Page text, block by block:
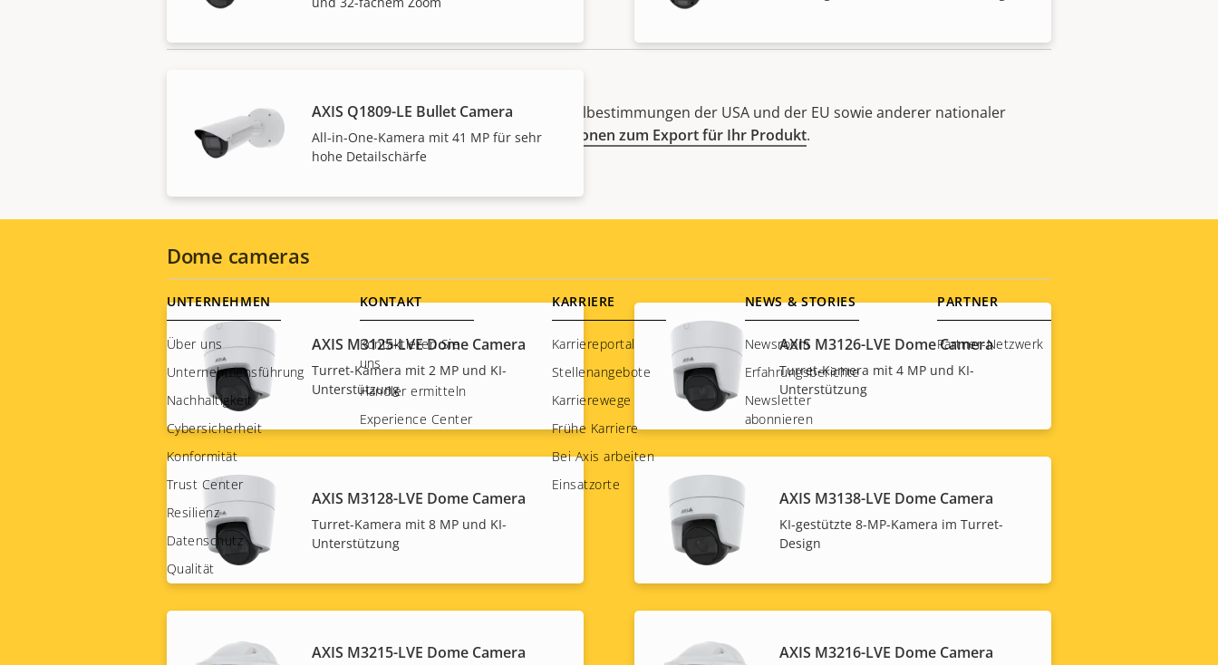
AXIS Q1809-LE Bullet Camera
All-in-One-Kamera mit 41 MP für sehr
hohe Detailschärfe
Dome cameras
AXIS M3125-LVE Dome Camera
Turret-Kamera mit 2 MP und KI-
Unterstützung
AXIS M3126-LVE Dome Camera
Turret-Kamera mit 4 MP und KI-
Unterstützung
AXIS M3128-LVE Dome Camera
Turret-Kamera mit 8 MP und KI-
Unterstützung
AXIS M3138-LVE Dome Camera
KI-gestützte 8-MP-Kamera im Turret-
Design
AXIS M3215-LVE Dome Camera AXIS M3216-LVE Dome Camera
Axis Produkte unterliegen möglicherweise den Exportkontrollbestimmungen der USA und der EU sowie anderer nationaler
Exportkontrollgesetze. Finden Sie hier Compliance-Informationen zum Export für Ihr Produkt.
Footer
menu
UNTERNEHMEN
Über uns
Unternehmensführung
Nachhaltigkeit
Cybersicherheit
Konformität
Trust Center
Resilienz
Datenschutz
Qualität
KONTAKT
Kontaktieren Sie
uns
Händler ermitteln
Experience Center
KARRIERE
Karriereportal
Stellenangebote
Karrierewege
Frühe Karriere
Bei Axis arbeiten
Einsatzorte
NEWS & STORIES
Newsroom
Erfahrungsberichte
Newsletter
abonnieren
PARTNER
Partner-Netzwerk